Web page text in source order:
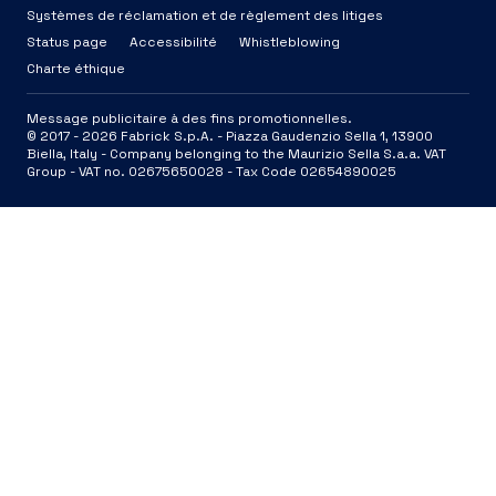
Systèmes de réclamation et de règlement des litiges
Status page
Accessibilité
Whistleblowing
Charte éthique
Message publicitaire à des fins promotionnelles.
© 2017 - 2026 Fabrick S.p.A. - Piazza Gaudenzio Sella 1, 13900
Biella, Italy - Company belonging to the Maurizio Sella S.a.a. VAT
Group - VAT no. 02675650028 - Tax Code 02654890025